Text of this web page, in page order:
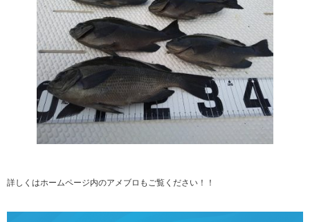
詳しくはホームページ内のアメブロもご覧ください！！